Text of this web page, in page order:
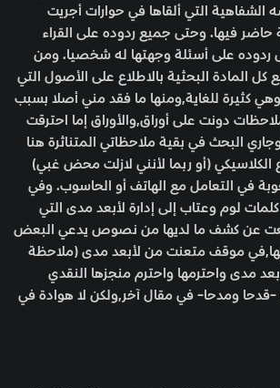
التي ألقاها في حوارات أجريت
حاضر فيها. وحتى جميع ردوده على القراء
ردوده على أسئلة وجهتها له شخصيا. ومن
كل المادة البحثية بالاطلاع على الأصول التي
كثيرة للغاية,ومنها ما فقد مني أصلا بسبب
دونت على أوراق,والأوراق إما احترقت
البحث في بقية ملاحظاتي المتناثرة هنا
الكلاسيكي (أو ربما لأنني لازلت محض غبي)
في التعامل مع الهاتف أو الحاسوب. وفي
لوم وعتاب إلى إدارة لأبعد مدى التي
عن كشف ما لديها من نصوص يدعي البعض
موقف متعنت من لأبعد مدى (ملاحظة
مدى واحترمها واحترم منجزها النقدي
-قدحا ومدحا- في مقال آخر,ولكن لا هوادة في